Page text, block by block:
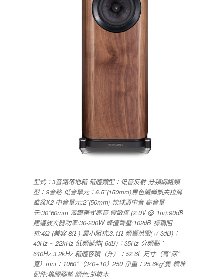
型式：3音路落地箱 箱體類型：低音反射 分頻網絡類
型：3音路 低音單元：6.5″(150mm)黑色編織凱夫拉爾
錐盆X2 中音單元:2″(50mm) 軟球頂中音 高音單
元:30*60mm 海爾帶式高音 靈敏度 (2.0V @ 1m):90dB
建議放大器功率:30-200W 峰值聲壓:102dB 標稱阻
抗:4Ω (兼容 8Ω ) 最小阻抗:3.1Ω 頻響范圍(+/-3dB)：
40Hz ~ 22kHz 低頻延伸(-6dB)：35Hz 分頻點：
640Hz,3.2kHz 箱體容積（升）：52.6L 尺寸（高*深*
寬）mm：1060*（340+10）250 淨重：25.6kg/隻 標准
配件:橡膠腳墊 顏色:胡桃木